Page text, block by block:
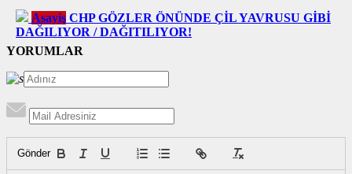
Asayiş CHP GÖZLER ÖNÜNDE ÇİL YAVRUSU GİBİ
DAĞILIYOR / DAĞITILIYOR!
YORUMLAR
Gönder